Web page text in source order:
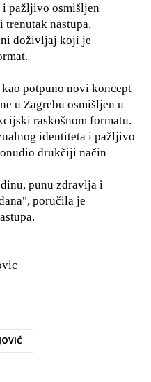
pažljivo osmišljen
nastupa,
doživljaj koji je
potpuno novi koncept
u Zagrebu osmišljen u
raskošnom formatu.
identiteta i pažljivo
drukčiji način
punu zdravlja i
poručila je